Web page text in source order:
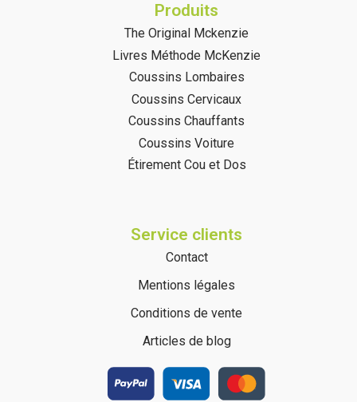
Produits
The Original Mckenzie
Livres Méthode McKenzie
Coussins Lombaires
Coussins Cervicaux
Coussins Chauffants
Coussins Voiture
Étirement Cou et Dos
Service clients
Contact
Mentions légales
Conditions de vente
Articles de blog